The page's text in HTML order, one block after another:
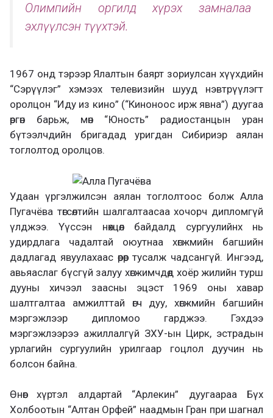
Олимпийн оргилд хүрэх замналаа
эхлүүлсэн түүхтэй.
1967 онд тэрээр Ялалтын баярт зориулсан хүүхдийн
“Сэрүүлэг” хэмээх телевизийн шууд нэвтрүүлэгт
оролцон “Иду из кино” (“Киноноос ирж явна”) дуугаа
өргөн барьж, мөн “Юность” радиостанцын уран
бүтээлчдийн бригадад уригдан Сибириэр аялан
тоглолтод оролцов.
Удаан үргэлжилсэн аялан тоглолтоос болж Алла
Пугачёва төгсөлтийн шалгалтаасаа хочорч дипломгүй
үлджээ. Үүссэн нөхцөл байдалд сургуулийнх нь
удирдлага чадалтай оюутнаа хөгжмийн багшийн
дадлагад явуулахаас өөрөөр тусалж чадсангүй. Ингээд,
авьяаслаг бүсгүй залуу хөгжимчдөд хоёр жилийн турш
дууны хичээл заасны эцэст 1969 оны хавар
шалтгалтаа амжилттай өгч дуу, хөгжмийн багшийн
мэргэжлээр дипломоо гарджээ. Гэхдээ
мэргэжлээрээ ажиллалгүй ЗХУ-ын Цирк, эстрадын
урлагийн сургуулийн урилгаар гоцлол дуучин нь
болсон байна.
Өнөөг хүртэл алдартай “Арлекин” дуугаараа Бүх
Холбоотын “Алтан Орфей” наадмын Гран при шагнал